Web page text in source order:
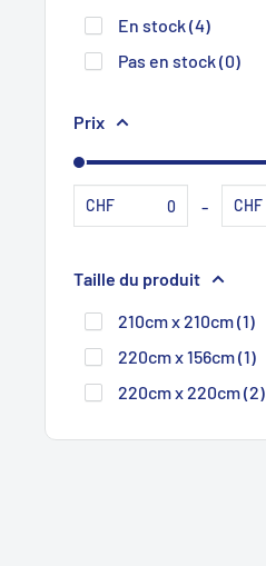
En stock (4)
Pas en stock (0)
Prix
CHF - CHF
Taille du produit
210cm x 210cm (1)
220cm x 156cm (1)
220cm x 220cm (2)